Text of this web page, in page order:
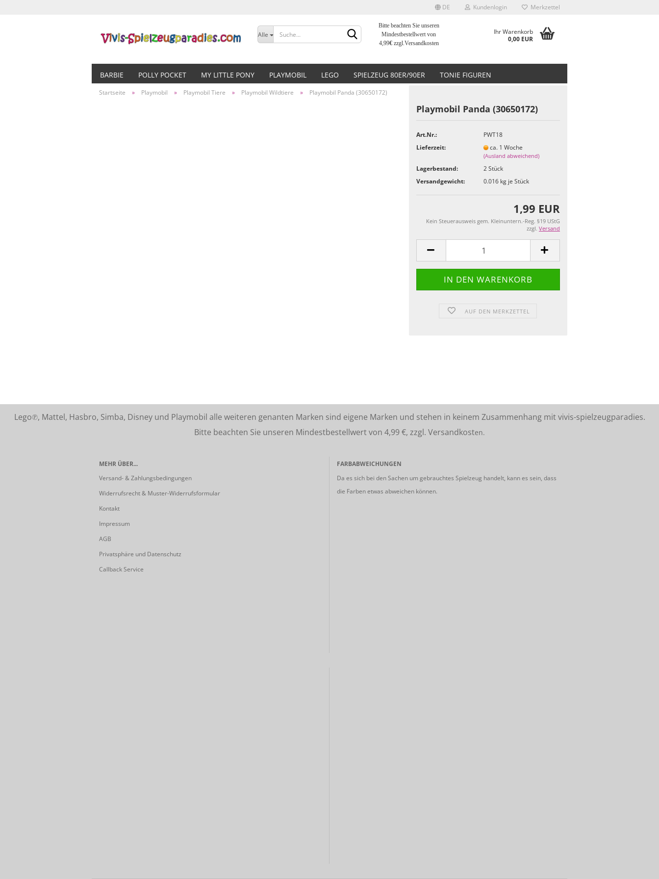
DE
Sprache auswählen
Lieferland
Kundenlogin Merkzettel
Alle
Bitte beachten Sie unseren
Mindestbestellwert von
4,99€zzgl.Versandkosten
Ihr Warenkorb
0,00 EUR
BARBIE POLLY POCKET MY LITTLE PONY PLAYMOBIL LEGO SPIELZEUG 80ER/90ER TONIE FIGUREN
Startseite » Playmobil » Playmobil Tiere » Playmobil Wildtiere » Playmobil Panda (30650172)
Playmobil Panda (30650172)
Art.Nr.:
PWT18
Lieferzeit:
ca. 1 Woche
(Ausland abweichend)
Lagerbestand: 2Stück
Versandgewicht:
0.016kg je Stück
1,99 EUR
Kein Steuerausweis gem. Kleinuntern.-Reg. §19 UStG
zzgl. Versand
AUF DEN MERKZETTEL
Lego℗, Mattel, Hasbro, Simba, Disney und Playmobil alle weiteren genanten Marken sind eigene Marken und stehen in keinem Zusammenhang mit vivis-spielzeugparadies.
Bitte beachten Sie unseren Mindestbestellwert von 4,99 €, zzgl. Versandkosten.
MEHR ÜBER...
Versand- & Zahlungsbedingungen
Widerrufsrecht & Muster-Widerrufsformular
Kontakt
Impressum
AGB
Privatsphäre und Datenschutz
Callback Service
FARBABWEICHUNGEN
Da es sich bei den Sachen um gebrauchtes Spielzeug handelt, kann es sein, dass
die Farben etwas abweichen können.